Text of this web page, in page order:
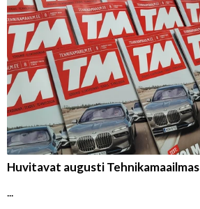
Huvitavat augusti Tehnikamaailmas
...